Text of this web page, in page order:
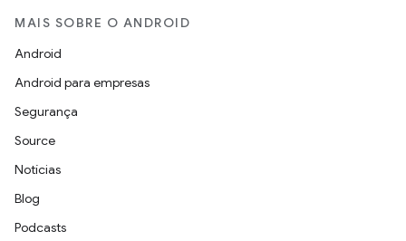
MAIS SOBRE O ANDROID
Android
Android para empresas
Segurança
Source
Notícias
Blog
Podcasts